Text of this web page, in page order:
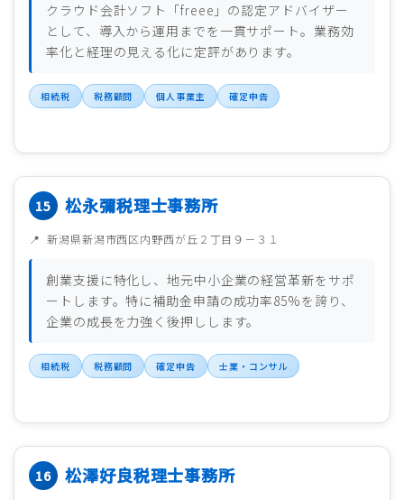
クラウド会計ソフト「freee」の認定アドバイザー
として、導入から運用までを一貫サポート。業務効
率化と経理の見える化に定評があります。
相続税 税務顧問 個人事業主 確定申告
松永彌税理士事務所
新潟県新潟市西区内野西が丘２丁目９－３１
創業支援に特化し、地元中小企業の経営革新をサポ
ートします。特に補助金申請の成功率85%を誇り、
企業の成長を力強く後押しします。
相続税 税務顧問 確定申告 士業・コンサル
松澤好良税理士事務所